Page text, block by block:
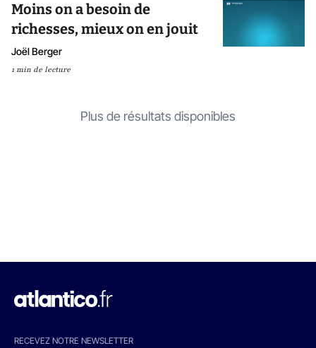
Moins on a besoin de
richesses, mieux on en jouit
Joël Berger
1 min de lecture
Plus de résultats disponibles
RECEVEZ NOTRE NEWSLETTER